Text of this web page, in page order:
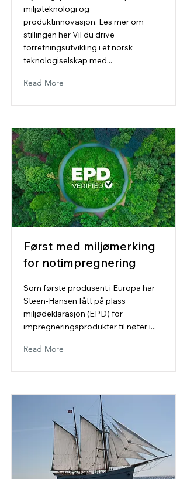
miljøteknologi og
produktinnovasjon. Les mer om
stillingen her Vil du drive
forretningsutvikling i et norsk
teknologiselskap med...
Read More
Først med miljømerking
for notimpregnering
Som første produsent i Europa har
Steen-Hansen fått på plass
miljødeklarasjon (EPD) for
impregneringsprodukter til nøter i...
Read More